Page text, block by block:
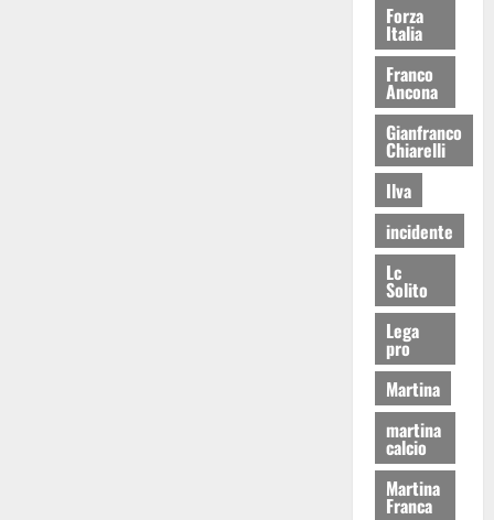
Forza
Italia
Franco
Ancona
Gianfranco
Chiarelli
Ilva
incidente
Lc
Solito
Lega
pro
Martina
martina
calcio
Martina
Franca